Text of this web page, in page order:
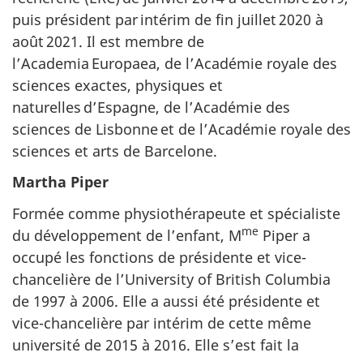
puis président par intérim de fin juillet 2020 à
août 2021. Il est membre de
l’Academia Europaea, de l’Académie royale des
sciences exactes, physiques et
naturelles d’Espagne, de l’Académie des
sciences de Lisbonne et de l’Académie royale des
sciences et arts de Barcelone.
Martha Piper
Formée comme physiothérapeute et spécialiste
du développement de l’enfant, Mme Piper a
occupé les fonctions de présidente et vice-
chancelière de l’University of British Columbia
de 1997 à 2006. Elle a aussi été présidente et
vice-chancelière par intérim de cette même
université de 2015 à 2016. Elle s’est fait la